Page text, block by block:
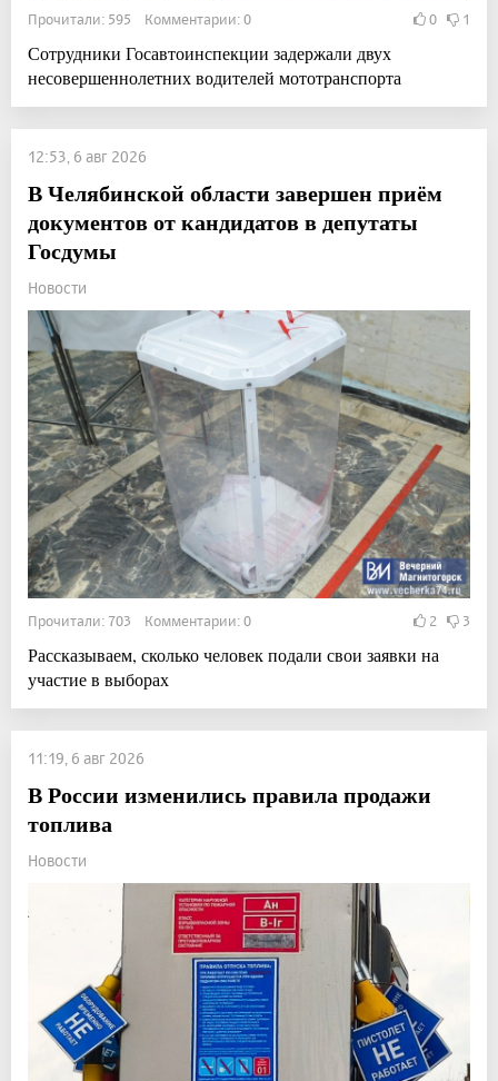
Прочитали: 595 Комментарии: 0 0 1
Сотрудники Госавтоинспекции задержали двух
несовершеннолетних водителей мототранспорта
12:53, 6 авг 2026
В Челябинской области завершен приём
документов от кандидатов в депутаты
Госдумы
Новости
Прочитали: 703 Комментарии: 0 2 3
Рассказываем, сколько человек подали свои заявки на
участие в выборах
11:19, 6 авг 2026
В России изменились правила продажи
топлива
Новости